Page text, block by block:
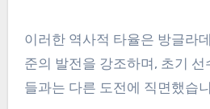
이러한 역사적 타율은 방글라
준의 발전을 강조하며, 초기
들과는 다른 도전에 직면했습